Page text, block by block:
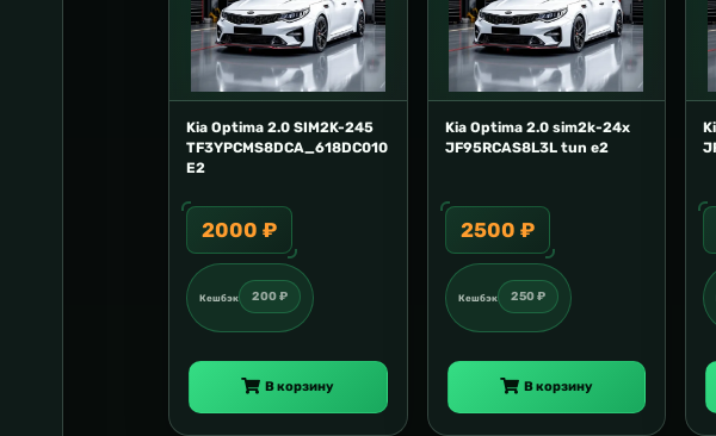
Kia Optima 2.0 SIM2K-245
TF3YPCMS8DCA_618DC010
E2
2000 ₽
Кешбэк 200 ₽
В корзину
Kia Optima 2.0 sim2k-24x
JF95RCAS8L3L tun e2
2500 ₽
Кешбэк 250 ₽
В корзину